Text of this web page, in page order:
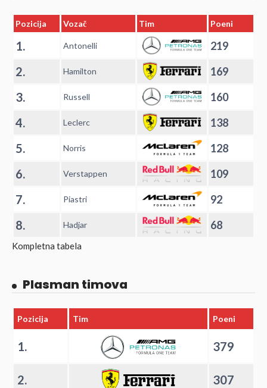
Pozicija Vozač Tim Poeni
1. Antonelli 219
2. Hamilton 169
3. Russell 160
4. Leclerc 138
5. Norris 128
6. Verstappen 109
7. Piastri 92
8. Hadjar 68
Kompletna tabela
Plasman timova
Pozicija Tim Poeni
1. 379
2. 307